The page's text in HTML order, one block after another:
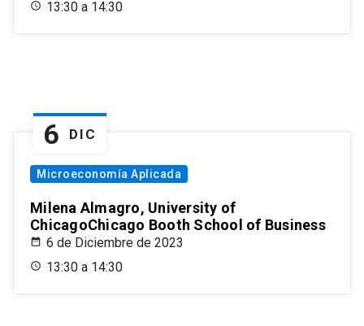
13:30 a 14:30
6 DIC
Microeconomía Aplicada
Milena Almagro, University of
ChicagoChicago Booth School of Business
6 de Diciembre de 2023
13:30 a 14:30